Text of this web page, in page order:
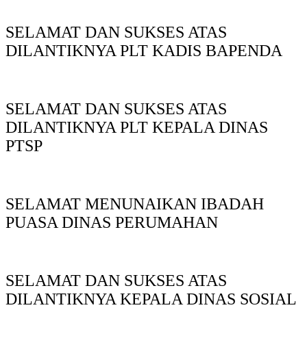
SELAMAT DAN SUKSES ATAS
DILANTIKNYA PLT KADIS BAPENDA
SELAMAT DAN SUKSES ATAS
DILANTIKNYA PLT KEPALA DINAS
PTSP
SELAMAT MENUNAIKAN IBADAH
PUASA DINAS PERUMAHAN
SELAMAT DAN SUKSES ATAS
DILANTIKNYA KEPALA DINAS SOSIAL